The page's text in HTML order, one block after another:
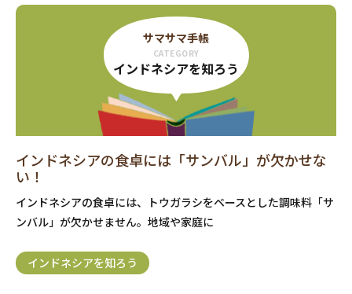
サマサマ手帳
CATEGORY
インドネシアを知ろう
インドネシアの食卓には「サンバル」が欠かせな
い！
インドネシアの食卓には、トウガラシをベースとした調味料「サ
ンバル」が欠かせません。地域や家庭に
インドネシアを知ろう